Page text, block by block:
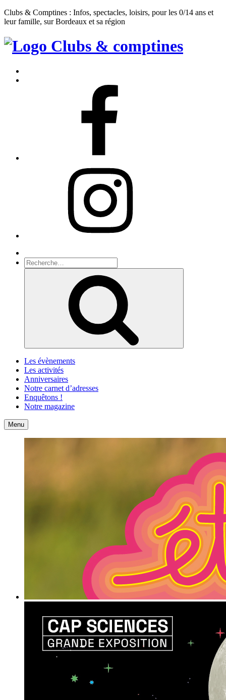
Clubs & Comptines : Infos, spectacles, loisirs, pour les 0/14 ans et
leur famille, sur Bordeaux et sa région
Clubs
Comptines
Recherche
pour
Les évènements
Les activités
Anniversaires
Notre carnet d’adresses
Enquêtons !
Notre magazine
Accueil
Menu Contact